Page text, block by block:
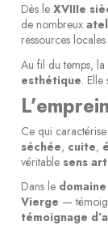
Dès le XVIIIe
de nombreux
ressources locales
Au fil du temps, la
esthétique. Elle
Ce qui
séchée, cuite,
véritable sens
Dans le
Vierge —
témoignage